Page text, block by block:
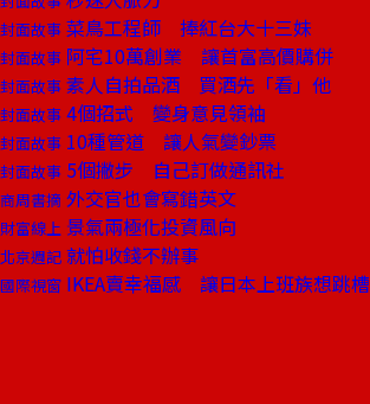
封面故事 菜鳥工程師 捧紅台大十三妹
封面故事 阿宅10萬創業 讓首富高價購併
封面故事 素人自拍品酒 買酒先「看」他
封面故事 4個招式 變身意見領袖
封面故事 10種管道 讓人氣變鈔票
封面故事 5個撇步 自己訂做通訊社
商周書摘 外交官也會寫錯英文
財富線上 景氣兩極化投資風向
北京週記 就怕收錢不辦事
國際視窗 IKEA賣幸福感 讓日本上班族想跳槽